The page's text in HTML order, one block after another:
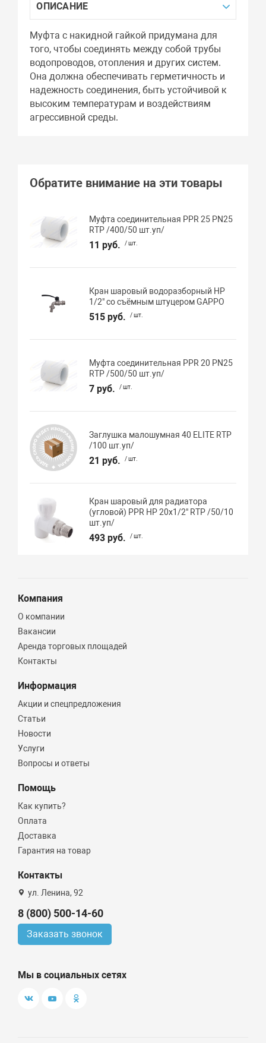
ОПИСАНИЕ
Муфта с накидной гайкой придумана для
того, чтобы соединять между собой трубы
водопроводов, отопления и других систем.
Она должна обеспечивать герметичность и
надежность соединения, быть устойчивой к
высоким температурам и воздействиям
агрессивной среды.
Обратите внимание на эти товары
Муфта соединительная PPR 25 PN25
RTP /400/50 шт.уп/
11 руб. / шт.
Кран шаровый водоразборный НР
1/2" со съёмным штуцером GAPPO
515 руб. / шт.
Муфта соединительная PPR 20 PN25
RTP /500/50 шт.уп/
7 руб. / шт.
Заглушка малошумная 40 ELITE RTP
/100 шт.уп/
21 руб. / шт.
Кран шаровый для радиатора
(угловой) PPR НР 20х1/2" RTP /50/10
шт.уп/
493 руб. / шт.
Компания
О компании
Вакансии
Аренда торговых площадей
Контакты
Информация
Акции и спецпредложения
Статьи
Новости
Услуги
Вопросы и ответы
Помощь
Как купить?
Оплата
Доставка
Гарантия на товар
Контакты
ул. Ленина, 92
8 (800) 500-14-60
Заказать звонок
Мы в социальных сетях